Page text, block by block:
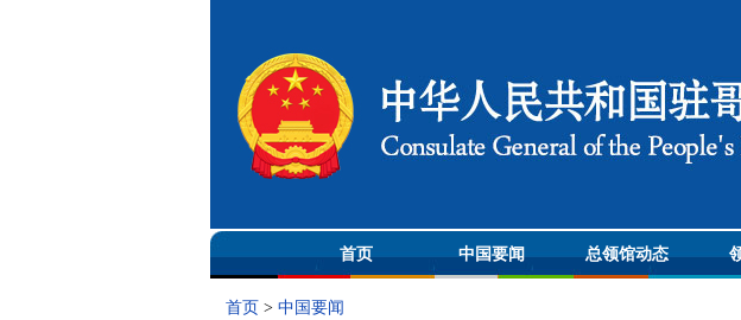
首页 中国要闻 总领馆动态
首页 > 中国要闻